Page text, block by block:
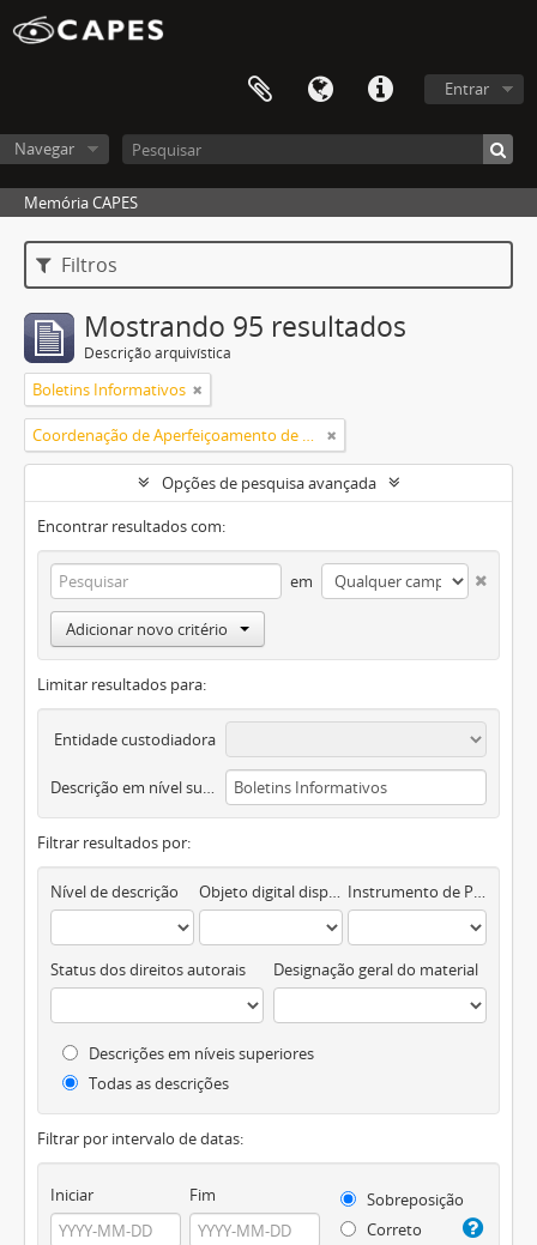
Entrar
Navegar
Memória CAPES
Filtros
Mostrando 95 resultados
Descrição arquivística
Boletins Informativos
Coordenação de Aperfeiçoamento de Pessoal de Nível Superior (CAPES)
Opções de pesquisa avançada
Encontrar resultados com:
em
Adicionar novo critério
Limitar resultados para:
Entidade custodiadora
Descrição em nível superior
Filtrar resultados por:
Nível de descrição Objeto digital disponível Instrumento de Pesquisa
Status dos direitos autorais Designação geral do material
Descrições em níveis superiores
Todas as descrições
Filtrar por intervalo de datas:
Iniciar Fim
Sobreposição
Correto